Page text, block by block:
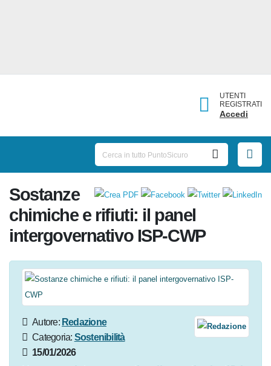
UTENTI
REGISTRATI
Accedi
Sostanze
chimiche e rifiuti: il panel
intergovernativo ISP-CWP
Autore:Redazione
Categoria:Sostenibilità
15/01/2026